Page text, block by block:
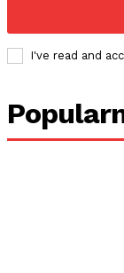
I've read and